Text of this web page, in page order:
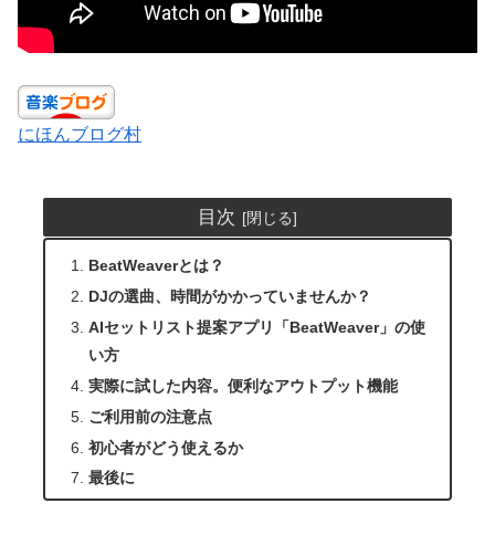
にほんブログ村
目次
BeatWeaverとは？
DJの選曲、時間がかかっていませんか？
AIセットリスト提案アプリ「BeatWeaver」の使
い方
実際に試した内容。便利なアウトプット機能
ご利用前の注意点
初心者がどう使えるか
最後に